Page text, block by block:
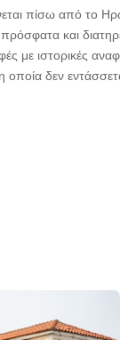
πίσω από το
και
με ιστορικές
δεν